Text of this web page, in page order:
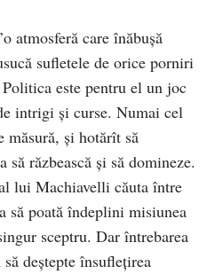
atmosferă care înăbușă
sufletele de orice porniri
este pentru el un joc
intrigi şi curse. Numai cel
măsură, şi hotărît să
să răzbească şi să domineze.
lui Machiavelli căuta între
să poată îndeplini misiunea
sceptru. Dar întrebarea
deștepte însuflețirea